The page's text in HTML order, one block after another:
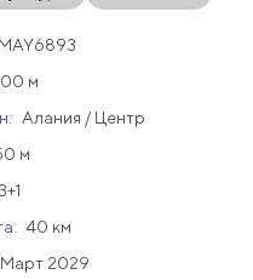
MAY6893
м
Алания / Центр
м
40 км
Март 2029